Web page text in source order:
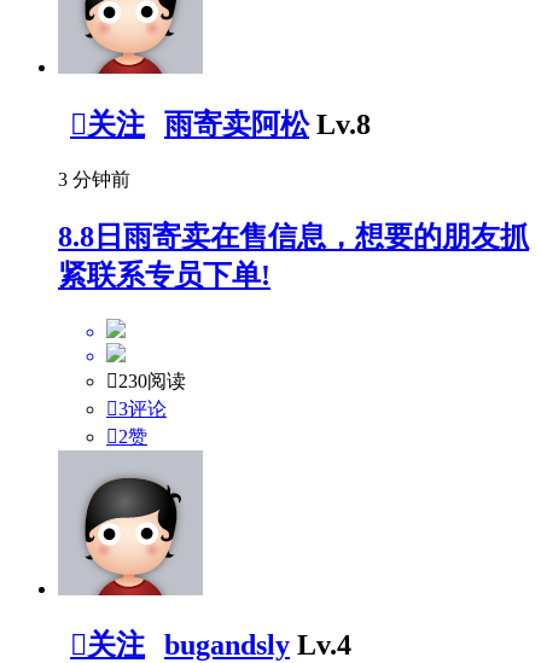
关注 雨寄卖阿松 Lv.8
3 分钟前
8.8日雨寄卖在售信息，想要的朋友抓
紧联系专员下单!
230阅读
3评论
2赞
关注 bugandsly Lv.4